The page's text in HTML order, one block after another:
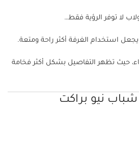
لا توفر الرؤية فقط…
استخدام الغرفة أكثر راحة ومتعة.
حيث تظهر التفاصيل بشكل أكثر فخامة
نيو براكت